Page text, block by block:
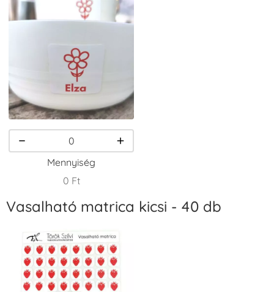
VersaCraft
Tintapárna -
Csokibarna
+1.380 Ft
VersaCraft
Tintapárna -
Erdőzöld
+790 Ft
VersaCraft
Fekete
+1.380 Ft
VersaCraft
Fenyőzöld
+1.380 Ft
VersaCraft
Mennyiség
0 Ft
Vasalható matrica kicsi - 40 db